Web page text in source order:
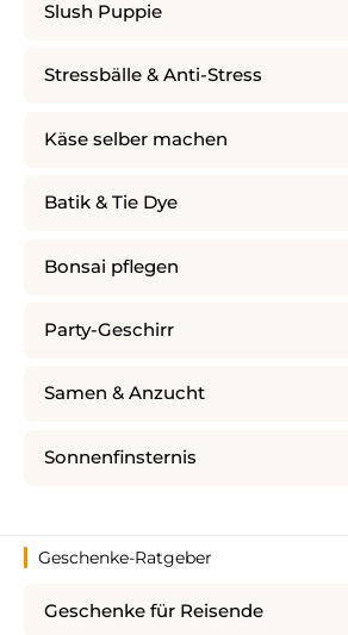
Slush Puppie
Stressbälle & Anti-Stress
Käse selber machen
Batik & Tie Dye
Bonsai pflegen
Party-Geschirr
Samen & Anzucht
Sonnenfinsternis
Geschenke-Ratgeber
Geschenke für Reisende